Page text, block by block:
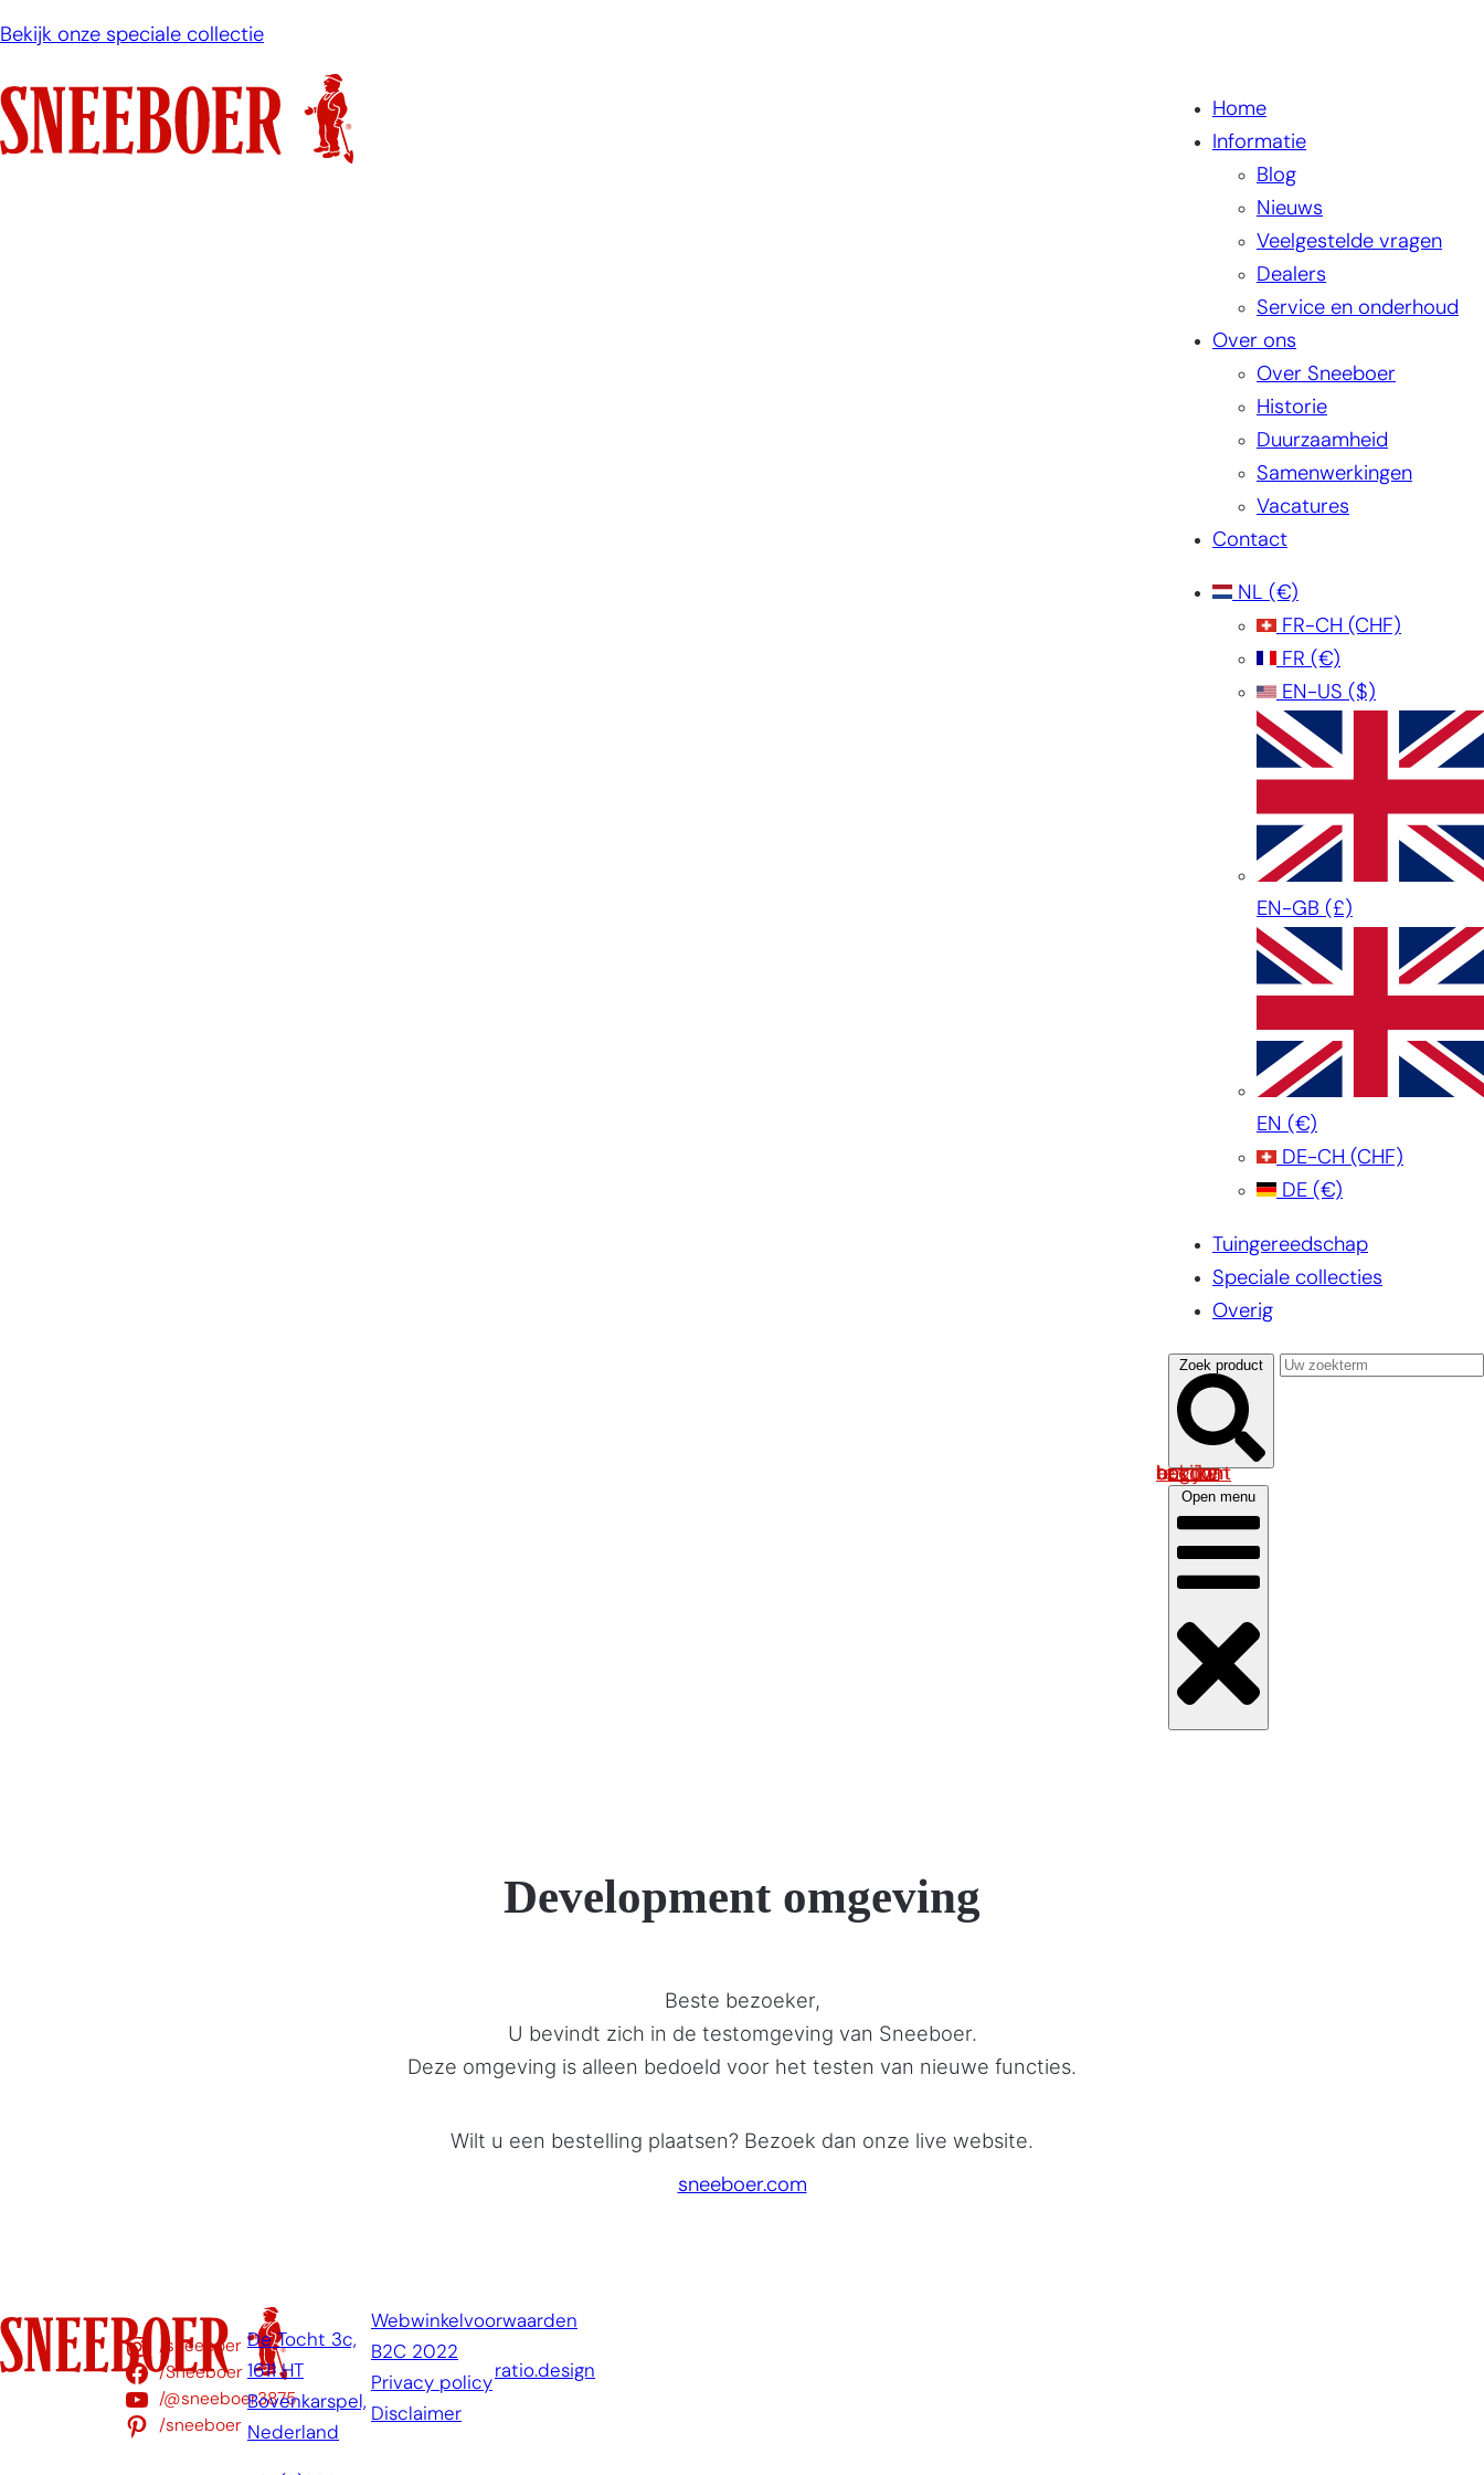
naar
de
inhoud
Bekijk onze speciale collectie
Home
Informatie
Blog
Nieuws
Veelgestelde vragen
Dealers
Service en onderhoud
Over ons
Over Sneeboer
Historie
Duurzaamheid
Samenwerkingen
Vacatures
Contact
NL (€)
FR-CH (CHF)
FR (€)
EN-US ($)
EN-GB (£)
EN (€)
DE-CH (CHF)
DE (€)
Tuingereedschap
Speciale collecties
Overig
Zoek product
Log in om uw account te bekijken
Open menu
Development omgeving
Beste bezoeker,
U bevindt zich in de testomgeving van Sneeboer.
Deze omgeving is alleen bedoeld voor het testen van nieuwe functies.
Wilt u een bestelling plaatsen? Bezoek dan onze live website.
sneeboer.com
/sneeboer
/Sneeboer
/@sneeboer3875
/sneeboer
De Tocht 3c,
1611 HT
Bovenkarspel,
Nederland
Webwinkelvoorwaarden
B2C 2022
Privacy policy
Disclaimer
ratio.design